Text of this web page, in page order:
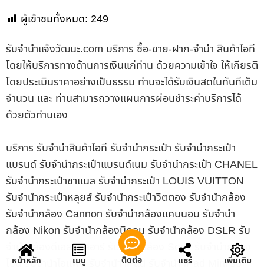
ผู้เข้าชมทั้งหมด: 249
รับจํานําแจ้งวัฒนะ.com บริการ ซื้อ-ขาย-ฝาก-จำนำ สินค้าไอที
โดยให้บริการทางด้านการเงินแก่ท่าน ด้วยความเข้าใจ ให้เกียรติ
โดยประเมินราคาอย่างเป็นธรรม ท่านจะได้รับเงินสดในทันทีเต็ม
จำนวน และ ท่านสามารถวางแผนการผ่อนชำระค่าบริการได้
ด้วยตัวท่านเอง
บริการ รับจำนำสินค้าไอที รับจำนำกระเป๋า รับจำนำกระเป๋า
แบรนด์ รับจำนำกระเป๋าแบรนด์เนม รับจำนำกระเป๋า CHANEL
รับจำนำกระเป๋าชาแนล รับจำนำกระเป๋า LOUIS VUITTON
รับจำนำกระเป๋าหลุยส์ รับจำนำกระเป๋าวิตตอง รับจำนำกล้อง
รับจำนำกล้อง Cannon รับจำนำกล้องแคนนอน รับจำนำ
กล้อง Nikon รับจำนำกล้องนิคอน รับจำนำกล้อง DSLR รับ
จำนำกล้องดีเอสแอลอาร์ รับจำนำกล้อง Sony รับจำนำกล้อง
โซนี่ รับจำนำไอแพด รับจำนำ iPad รับจำนำ iPad Mini รับ
หน้าหลัก เมนู ติดต่อ แชร์ เพิ่มเติม